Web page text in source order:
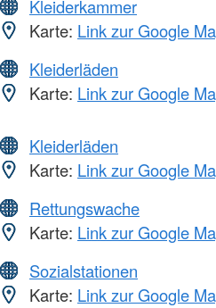
Kleiderkammer
Karte: Link zur Google
Kleiderläden
Karte: Link zur Google
Kleiderläden
Karte: Link zur Google
Rettungswache
Karte: Link zur Google
Sozialstationen
Karte: Link zur Google